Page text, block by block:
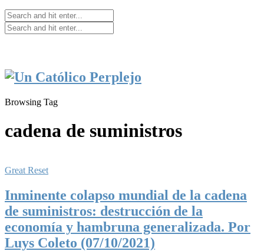
Browsing Tag
cadena de suministros
Great Reset
Inminente colapso mundial de la cadena
de suministros: destrucción de la
economía y hambruna generalizada. Por
Luys Coleto (07/10/2021)